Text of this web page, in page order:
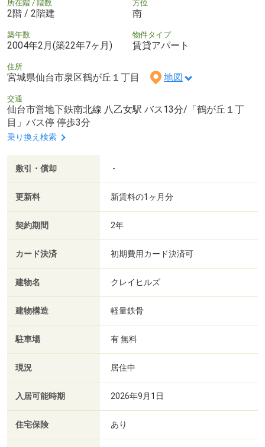
所在階 / 階数
2階 / 2階建
方位
南
築年数
2004年2月(築22年7ヶ月)
物件タイプ
賃貸アパート
住所
宮城県仙台市泉区鶴が丘１丁目 地図
交通
仙台市営地下鉄南北線 八乙女駅 バス13分/「鶴が丘１丁
目」バス停 停歩3分
乗り換え検索
敷引・償却 -
更新料 新賃料の1ヶ月分
契約期間 2年
カード決済 初期費用カード決済可
建物名 クレイヒルズ
建物構造 軽量鉄骨
駐車場 有 無料
現況 居住中
入居可能時期 2026年9月1日
住宅保険 あり